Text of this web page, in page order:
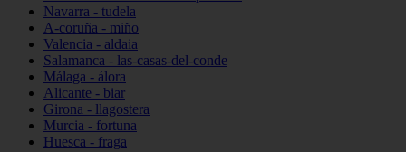
Navarra - tudela
A-coruña - miño
Valencia - aldaia
Salamanca - las-casas-del-conde
Málaga - álora
Alicante - biar
Girona - llagostera
Murcia - fortuna
Huesca - fraga